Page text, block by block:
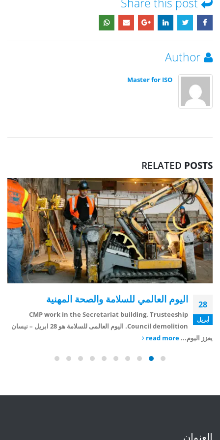
Author
Master for ISO
RELATED POSTS
28
أبريل
اليوم العالمي للسلامة والصحة المهنية
CMP work in the Secretariat building. Trusteeship
Council demolition. اليوم العالمى للسلامة هو 28 ابريل – نيسان
يعزز اليوم... read more
العنوان